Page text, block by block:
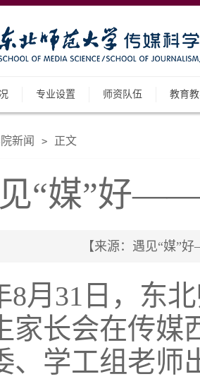
专业设置 师资队伍 教育
新闻 > 正文
“媒”好
【来源：遇见“媒”
8月31日，东
家长会在传媒
、学工组老师